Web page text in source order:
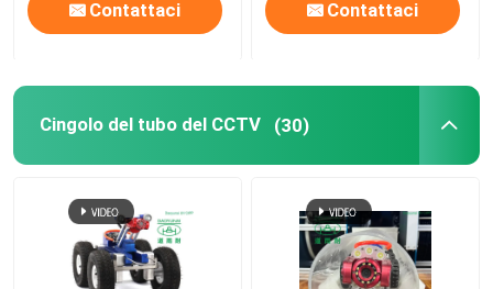
Contattaci Contattaci
Cingolo del tubo del CCTV (30)